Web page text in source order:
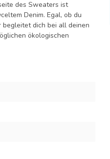
des Sweaters ist
Denim. Egal, ob du
begleitet dich bei all deinen
ökologischen